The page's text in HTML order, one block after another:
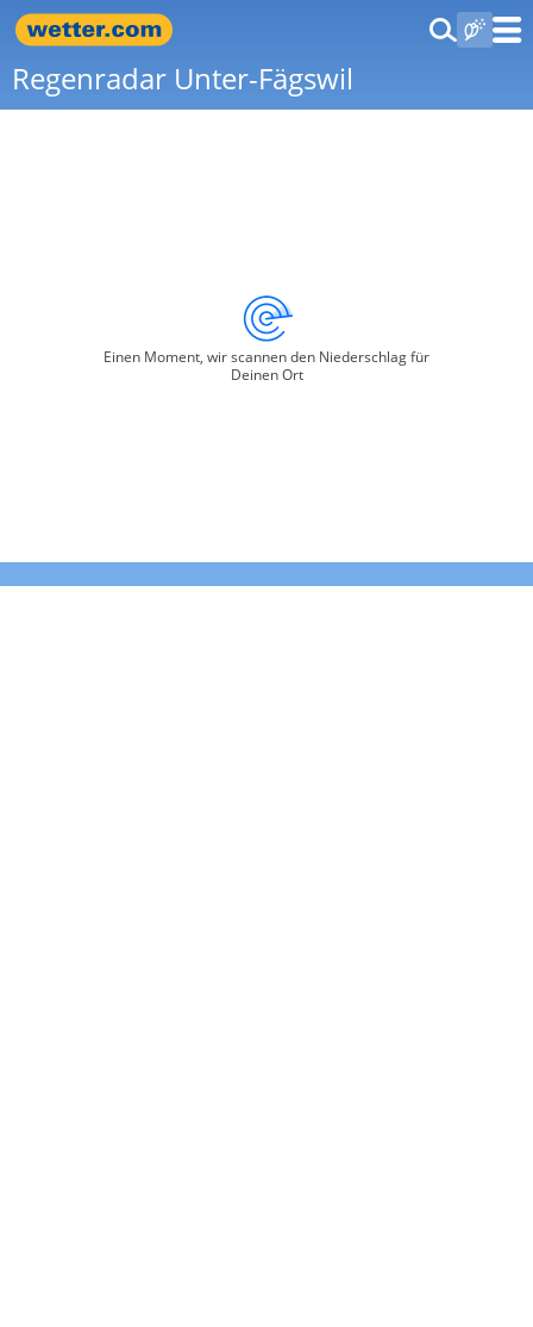
Regenradar Unter-Fägswil
Einen Moment, wir scannen den Niederschlag für
Deinen Ort